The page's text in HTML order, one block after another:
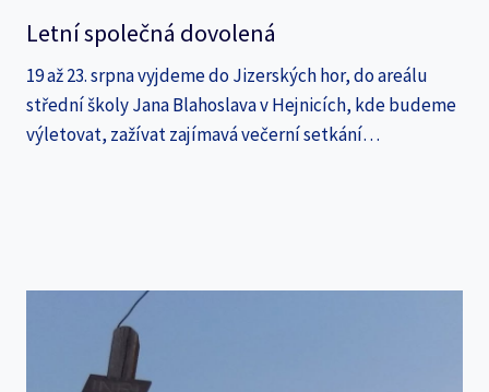
Letní společná dovolená
19 až 23. srpna vyjdeme do Jizerských hor, do areálu
střední školy Jana Blahoslava v Hejnicích, kde budeme
výletovat, zažívat zajímavá večerní setkání…